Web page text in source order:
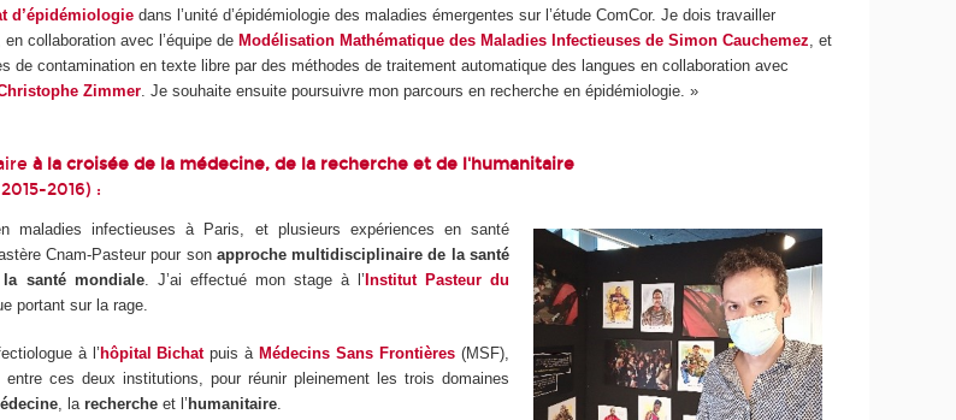
d’épidémiologie dans l’unité d’épidémiologie des maladies émergentes sur l’étude ComCor. Je dois travailler
collaboration avec l’équipe de Modélisation Mathématique des Maladies Infectieuses de Simon Cauchemez , et
de contamination en texte libre par des méthodes de traitement automatique des langues en collaboration avec
Zimmer . Je souhaite ensuite poursuivre mon parcours en recherche en épidémiologie. »
à la croisée de la médecine, de la recherche et de l'humanitaire
2016) :
maladies infectieuses à Paris, et plusieurs expériences en santé
Cnam-Pasteur pour son approche multidisciplinaire de la santé
santé mondiale. J’ai effectué mon stage à l’Institut Pasteur du
portant sur la rage.
à l’ hôpital Bichatpuis à Médecins Sans Frontières (MSF),
ces deux institutions, pour réunir pleinement les trois domaines
, larechercheet l’ humanitaire.